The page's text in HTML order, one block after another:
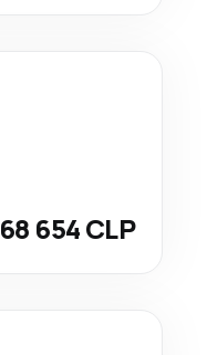
68 654 CLP